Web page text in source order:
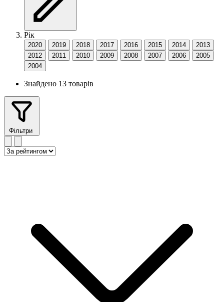
Рік
2020 2019 2018 2017 2016 2015 2014
2013
2012
2011 2010 2009 2008 2007 2006
2005
2004
Знайдено 13 товарів
Фільтри